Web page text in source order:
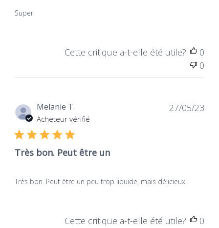
Super
Cette critique a-t-elle été utile?
0
0
Melanie T.
Acheteur vérifié
Très bon. Peut être un
Très bon. Peut être un peu trop liquide, mais délicieux.
27/05/23
Cette critique a-t-elle été utile?
0